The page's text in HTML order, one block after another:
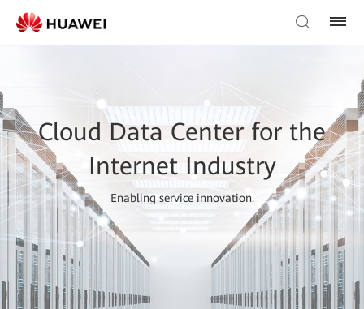
Cloud Data Center for the
Internet Industry
Enabling service innovation.